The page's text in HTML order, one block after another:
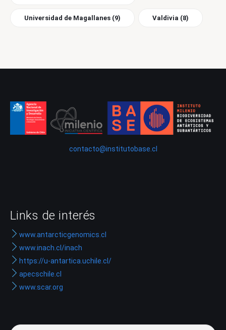
Universidad de Magallanes (9) Valdivia (8)
contacto@institutobase.cl
Links de interés
www.antarcticgenomics.cl
www.inach.cl/inach
https://u-antartica.uchile.cl/
apecschile.cl
www.scar.org